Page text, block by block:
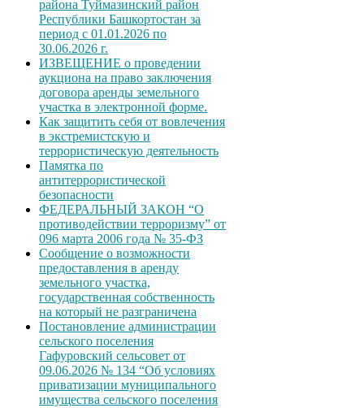
района Туймазинский район
Республики Башкортостан за
период с 01.01.2026 по
30.06.2026 г.
ИЗВЕЩЕНИЕ о проведении
аукциона на право заключения
договора аренды земельного
участка в электронной форме.
Как защитить себя от вовлечения
в экстремистскую и
террористическую деятельность
Памятка по
антитеррористической
безопасности
ФЕДЕРАЛЬНЫЙ ЗАКОН “О
противодействии терроризму” от
096 марта 2006 года № 35-ФЗ
Сообщение о возможности
предоставления в аренду
земельного участка,
государственная собственность
на который не разграничена
Постановление администрации
сельского поселения
Гафуровский сельсовет от
09.06.2026 № 134 “Об условиях
приватизации муниципального
имущества сельского поселения